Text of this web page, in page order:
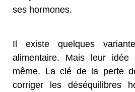
ses hormones.
Il existe quelques
alimentaire. Mais leur idée
même. La clé de la perte
corriger les déséquilibres